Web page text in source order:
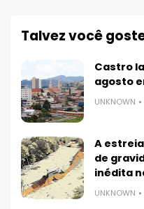
Talvez você
Castro
agosto
UNKNOWN
A
de
inédita
UNKNOWN